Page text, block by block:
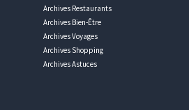
Archives Restaurants
Archives Bien-Être
Archives Voyages
Archives Shopping
Archives Astuces